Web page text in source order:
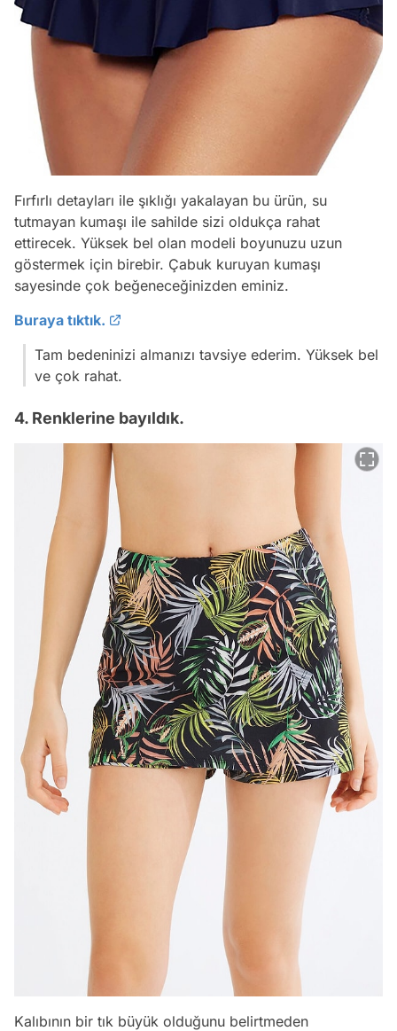
Fırfırlı detayları ile şıklığı yakalayan bu ürün, su
tutmayan kumaşı ile sahilde sizi oldukça rahat
ettirecek. Yüksek bel olan modeli boyunuzu uzun
göstermek için birebir. Çabuk kuruyan kumaşı
sayesinde çok beğeneceğinizden eminiz.
Buraya tıktık.
Tam bedeninizi almanızı tavsiye ederim. Yüksek bel
ve çok rahat.
4. Renklerine bayıldık.
Kalıbının bir tık büyük olduğunu belirtmeden